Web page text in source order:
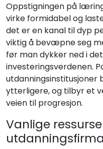
Oppstigningen på
virke formidabel og
det er en kanal til dyp
viktig å bevæpne seg
før man dykker ned i
investeringsverdenen.
utdanningsinstitusjoner
ytterligere, og tilbyr et
veien til progresjon.
Vanlige